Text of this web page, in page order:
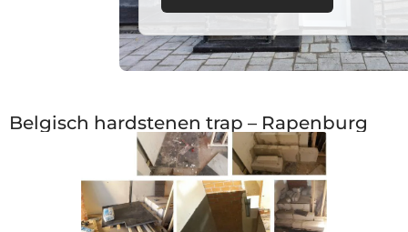
Belgisch hardstenen trap – Rapenburg